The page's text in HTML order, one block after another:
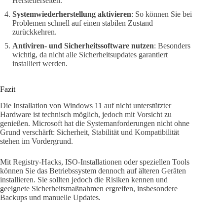
Systemwiederherstellung aktivieren: So können Sie bei
Problemen schnell auf einen stabilen Zustand
zurückkehren.
Antiviren- und Sicherheitssoftware nutzen: Besonders
wichtig, da nicht alle Sicherheitsupdates garantiert
installiert werden.
Fazit
Die Installation von Windows 11 auf nicht unterstützter
Hardware ist technisch möglich, jedoch mit Vorsicht zu
genießen. Microsoft hat die Systemanforderungen nicht ohne
Grund verschärft: Sicherheit, Stabilität und Kompatibilität
stehen im Vordergrund.
Mit Registry-Hacks, ISO-Installationen oder speziellen Tools
können Sie das Betriebssystem dennoch auf älteren Geräten
installieren. Sie sollten jedoch die Risiken kennen und
geeignete Sicherheitsmaßnahmen ergreifen, insbesondere
Backups und manuelle Updates.